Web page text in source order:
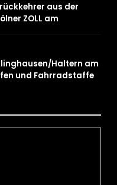
aus der
ZOLL am
Haltern am
und Fahrradstaffel